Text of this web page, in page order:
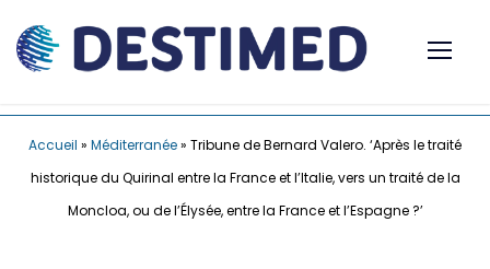
Accueil » Méditerranée» Tribune de Bernard Valero. ‘Après le traité
historique du Quirinal entre la France et l’Italie, vers un traité de la
Moncloa, ou de l’Élysée, entre la France et l’Espagne ?’